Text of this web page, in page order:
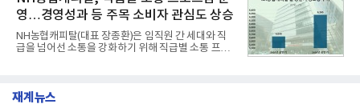
단 18일 만에 누적 판매량 50만 개를 돌파하는 성과를
거두었다.이번 신제품은 개발진이 전국의 닭한마리
전문점을 직접 찾아 다니며 최적의 육수 비율을 완성
했다. 자극적이지 않으면서도 깊은 닭육수에 마늘의
개운한 풍미를 더했으며, 국물이 잘 배어들면서도 쫄
서도
영…경영성과 등 주목 소비자 관심도 상승
NH농협캐피탈(대표 장종환)은 임직원 간 세대와 직
급을 넘어선 소통을 강화하기 위해 직급별 소통 프로
영지원부 홍보팀과 2026년 새로이(e)＊가 공동 주관
재계뉴스